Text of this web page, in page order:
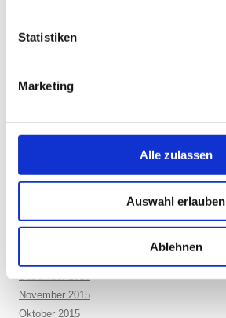
Statistiken
Marketing
Alle zulassen
Auswahl erlauben
Ablehnen
Dezember 2017
August 2017
Mai 2017
Dezember 2016
Juni 2016
Dezember 2015
November 2015
Oktober 2015